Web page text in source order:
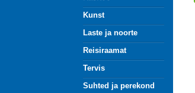
Kunst
Laste ja noorte
Reisiraamat
Tervis
Suhted ja perekond